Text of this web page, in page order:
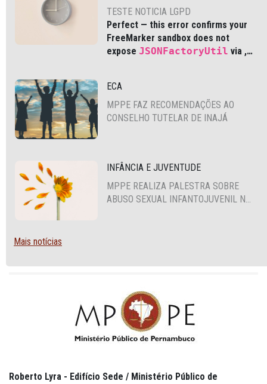
TESTE NOTICIA LGPD
Perfect — this error confirms your
FreeMarker sandbox does not
exposeJSONFactoryUtil via ,
ECA
MPPE FAZ RECOMENDAÇÕES AO
CONSELHO TUTELAR DE INAJÁ
INFÂNCIA E JUVENTUDE
MPPE REALIZA PALESTRA SOBRE
ABUSO SEXUAL INFANTOJUVENIL NO
Mais notícias
Roberto Lyra - Edifício Sede / Ministério Público de